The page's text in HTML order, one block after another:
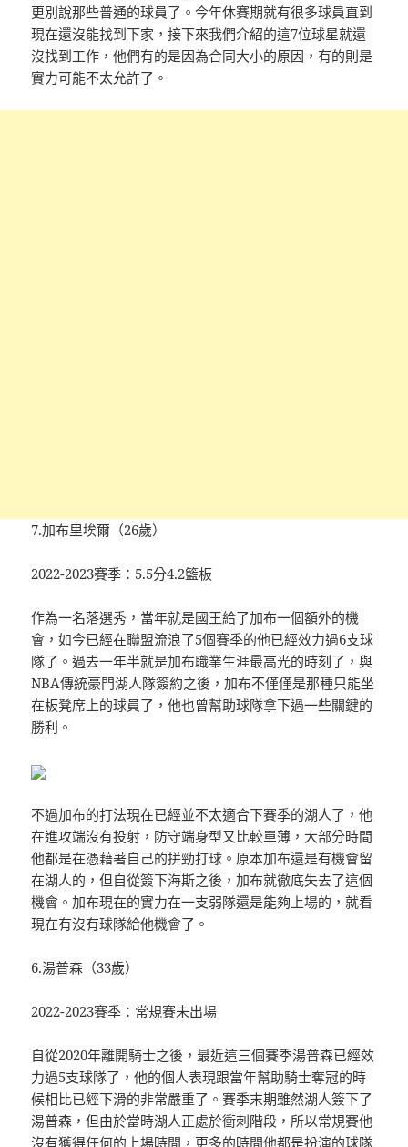
更別說那些普通的球員了。今年休賽期就有很多球員直到
現在還沒能找到下家，接下來我們介紹的這7位球星就還
沒找到工作，他們有的是因為合同大小的原因，有的則是
實力可能不太允許了。
7.加布里埃爾（26歲）
2022-2023賽季：5.5分4.2籃板
作為一名落選秀，當年就是國王給了加布一個額外的機
會，如今已經在聯盟流浪了5個賽季的他已經效力過6支球
隊了。過去一年半就是加布職業生涯最高光的時刻了，與
NBA傳統豪門湖人隊簽約之後，加布不僅僅是那種只能坐
在板凳席上的球員了，他也曾幫助球隊拿下過一些關鍵的
勝利。
不過加布的打法現在已經並不太適合下賽季的湖人了，他
在進攻端沒有投射，防守端身型又比較單薄，大部分時間
他都是在憑藉著自己的拼勁打球。原本加布還是有機會留
在湖人的，但自從簽下海斯之後，加布就徹底失去了這個
機會。加布現在的實力在一支弱隊還是能夠上場的，就看
現在有沒有球隊給他機會了。
6.湯普森（33歲）
2022-2023賽季：常規賽未出場
自從2020年離開騎士之後，最近這三個賽季湯普森已經效
力過5支球隊了，他的個人表現跟當年幫助騎士奪冠的時
候相比已經下滑的非常嚴重了。賽季末期雖然湖人簽下了
湯普森，但由於當時湖人正處於衝刺階段，所以常規賽他
沒有獲得任何的上場時間，更多的時間他都是扮演的球隊